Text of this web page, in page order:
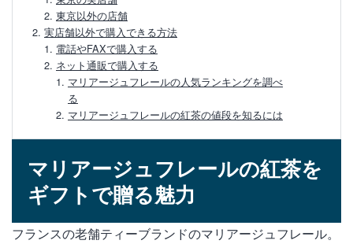
東京以外の店舗
実店舗以外で購入できる方法
電話やFAXで購入する
ネット通販で購入する
マリアージュフレールの人気ランキングを調べ
る
マリアージュフレールの紅茶の値段を知るには
マリアージュフレールの紅茶を
ギフトで贈る魅力
フランスの老舗ティーブランドのマリアージュフレール。